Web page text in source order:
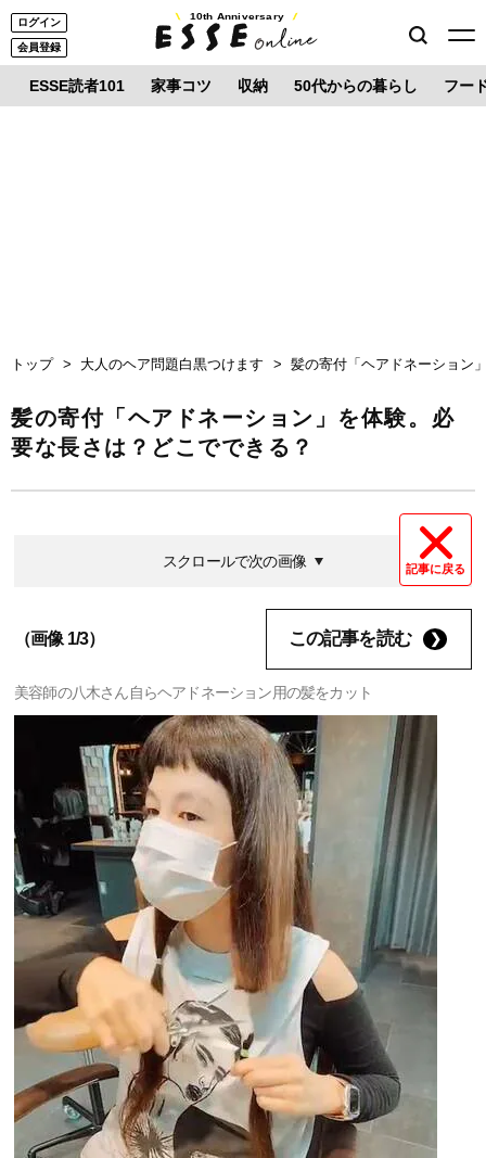
ログイン
会員登録
10th Anniversary
ESSE読者101 家事コツ 収納 50代からの暮らし フー
トップ 大人のヘア問題白黒つけます 髪の寄付「ヘアドネーション
髪の寄付「ヘアドネーション」を体験。必
要な長さは？どこでできる？
記事に戻る
スクロールで次の画像
（画像 1/3） この記事を読む
美容師の八木さん自らヘアドネーション用の髪をカット